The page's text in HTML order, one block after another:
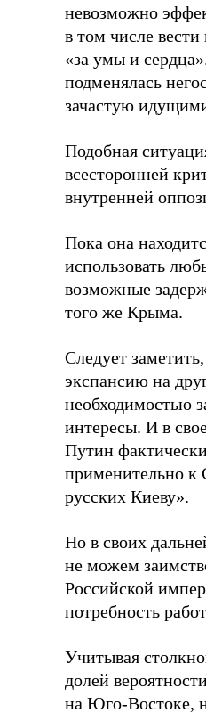
невозможно
в том числе
«за умы и
подменялась
зачастую
Подобная
всесторонней
внутренней
Пока она
использовать
возможные
того же Крыма.
Следует
экспансию на
необходимостью
интересы. И в
Путин
применительно к
русских Киеву».
Но в своих
не можем
Российской
потребность
Учитывая
долей
на Юго-Востоке,